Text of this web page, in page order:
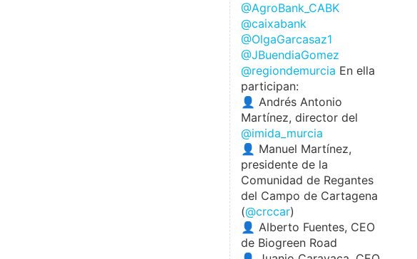
@AgroBank_CABK
@caixabank
@OlgaGarcasaz1
@JBuendiaGomez
@regiondemurcia En ella
participan:
👤 Andrés Antonio
Martínez, director del
@imida_murcia
👤 Manuel Martínez,
presidente de la
Comunidad de Regantes
del Campo de Cartagena
(@crccar)
👤 Alberto Fuentes, CEO
de Biogreen Road